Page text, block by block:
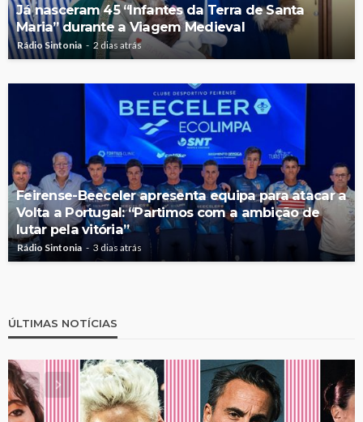
Já nasceram 45 “Infantes da Terra de Santa
Maria” durante a Viagem Medieval
Rádio Sintonia 2 dias atrás
Feirense-Beeceler apresenta equipa para atacar a
Volta a Portugal: “Partimos com a ambição de
lutar pela vitória”
Rádio Sintonia 3 dias atrás
ÚLTIMAS NOTÍCIAS